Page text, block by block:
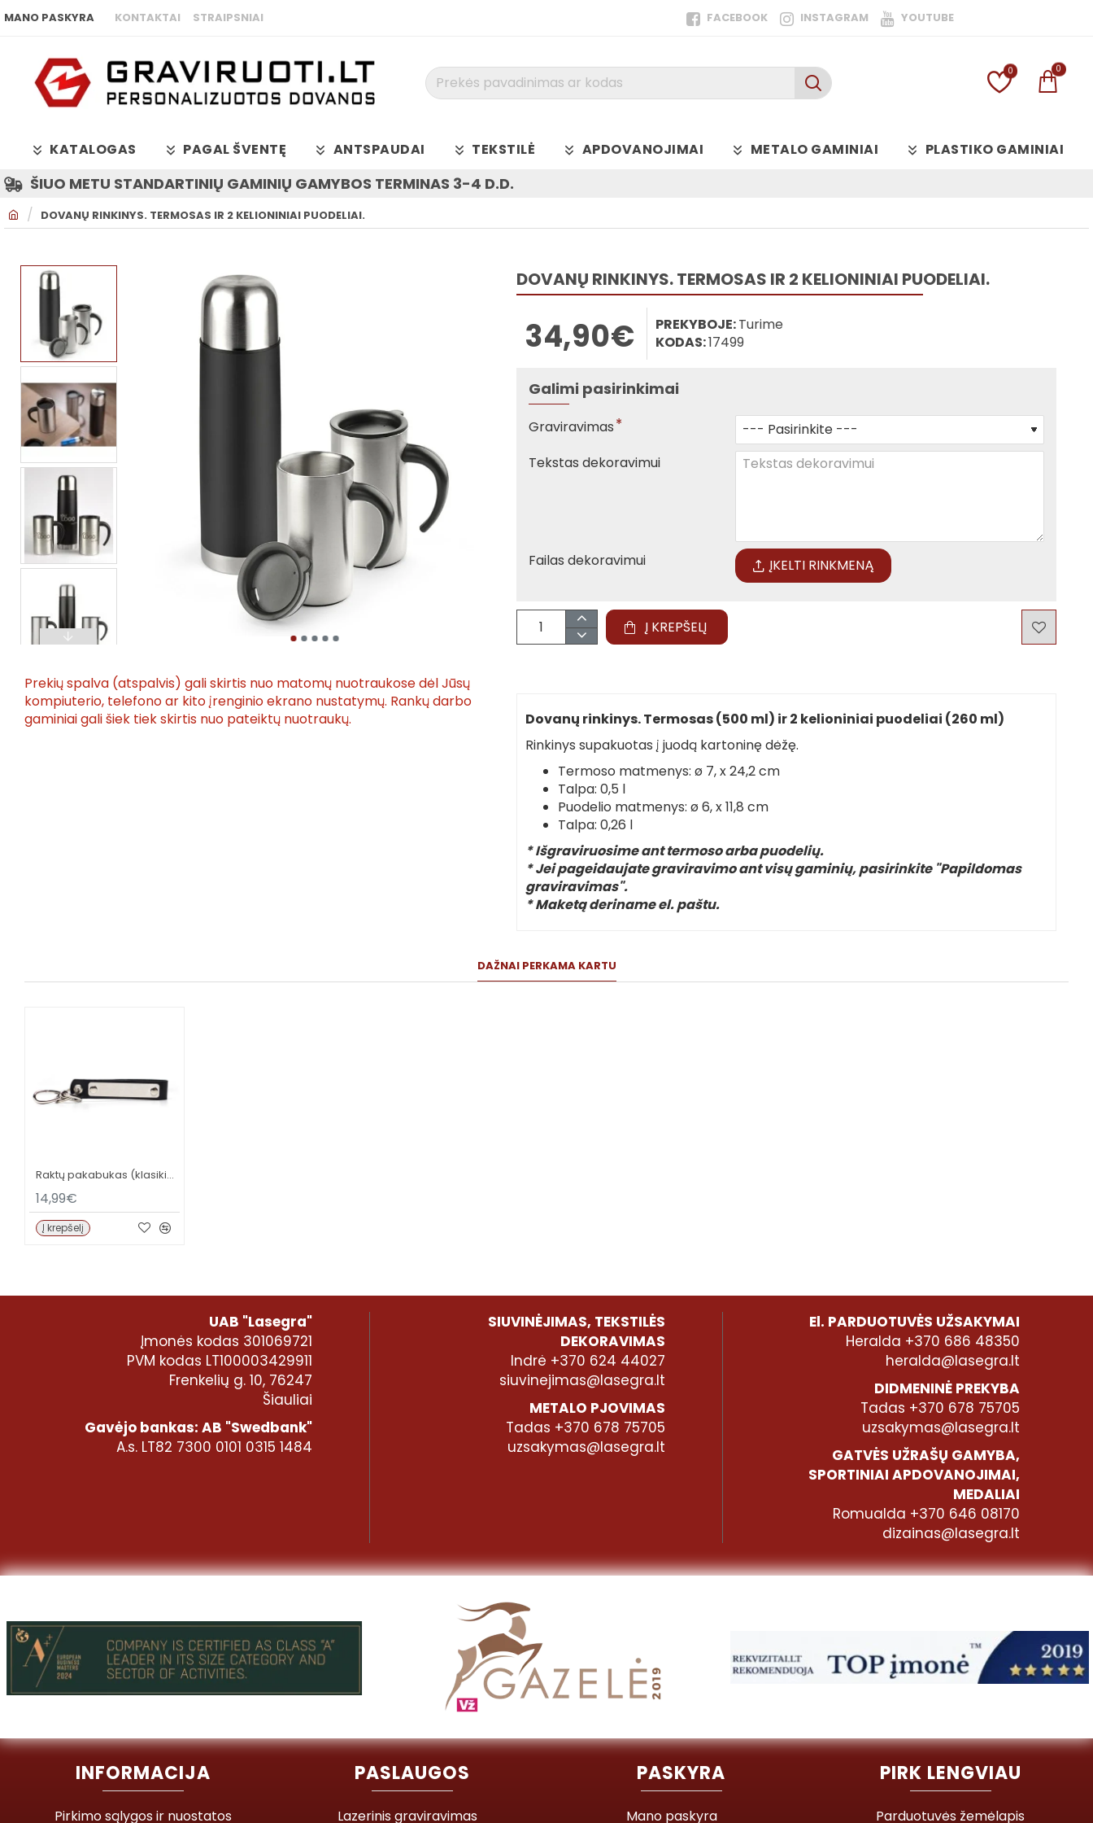
MANO PASKYRA KONTAKTAI STRAIPSNIAI FACEBOOK INSTAGRAM YOUTUBE
Prekės
kodas
0 0
KATALOGAS PAGAL ŠVENTĘ ANTSPAUDAI TEKSTILĖ APDOVANOJIMAI METALO GAMINIAI PLASTIKO GAMINIAI
O
DOVANŲ RINKINYS. TERMOSAS IR 2 KELIONINIAI PUODELIAI.
ŠIUO METU STANDARTINIŲ GAMINIŲ GAMYBOS TERMINAS 3-4 D.D.
Prekių spalva (atspalvis) gali skirtis nuo matomų nuotraukose dėl Jūsų
kompiuterio, telefono ar kito įrenginio ekrano nustatymų. Rankų darbo
gaminiai gali šiek tiek skirtis nuo pateiktų nuotraukų.
DOVANŲ RINKINYS. TERMOSAS IR 2 KELIONINIAI PUODELIAI.
34,90€ PREKYBOJE:Turime
KODAS:17499
Galimi pasirinkimai
Graviravimas
Tekstas dekoravimui
Failas dekoravimui ĮKELTI RINKMENĄ
Į KREPŠELĮ
Dovanų rinkinys. Termosas (500 ml) ir 2 kelioniniai puodeliai (260 ml)
Rinkinys supakuotas į juodą kartoninę dėžę.
Termoso matmenys: ø 7, x 24,2 cm
Talpa: 0,5 l
Puodelio matmenys: ø 6, x 11,8 cm
Talpa: 0,26 l
* Išgraviruosime ant termoso arba puodelių.
* Jei pageidaujate graviravimo ant visų gaminių, pasirinkite "Papildomas
graviravimas".
* Maketą deriname el. paštu.
DAŽNAI PERKAMA KARTU
Raktų pakabukas (klasikinė juoda)
14,99€
Į krepšelį
UAB "Lasegra"
Įmonės kodas 301069721
PVM kodas LT100003429911
Frenkelių g. 10, 76247
Šiauliai
Gavėjo bankas: AB "Swedbank"
A.s. LT82 7300 0101 0315 1484
SIUVINĖJIMAS, TEKSTILĖS
DEKORAVIMAS
Indrė +370 624 44027
siuvinejimas@lasegra.lt
METALO PJOVIMAS
Tadas +370 678 75705
uzsakymas@lasegra.lt
El. PARDUOTUVĖS UŽSAKYMAI
Heralda +370 686 48350
heralda@lasegra.lt
DIDMENINĖ PREKYBA
Tadas +370 678 75705
uzsakymas@lasegra.lt
GATVĖS UŽRAŠŲ GAMYBA,
SPORTINIAI APDOVANOJIMAI,
MEDALIAI
Romualda +370 646 08170
dizainas@lasegra.lt
INFORMACIJA
Pirkimo sąlygos ir nuostatos
PASLAUGOS
Lazerinis graviravimas
PASKYRA
Mano paskyra
PIRK LENGVIAU
Parduotuvės žemėlapis